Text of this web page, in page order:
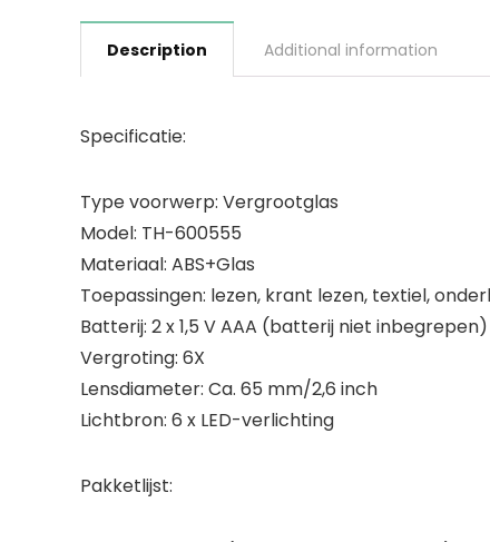
Description Additional information
Specificatie:
Type voorwerp: Vergrootglas
Model: TH-600555
Materiaal: ABS+Glas
Toepassingen: lezen, krant lezen, textiel,
Batterij: 2 x 1,5 V AAA (batterij niet inbegrepen)
Vergroting: 6X
Lensdiameter: Ca. 65 mm/2,6 inch
Lichtbron: 6 x LED-verlichting
Pakketlijst: